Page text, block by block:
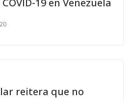
reitera que no